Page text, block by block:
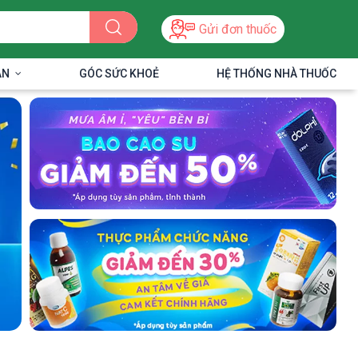
Gửi đơn thuốc
GÓC SỨC KHOẺ HỆ THỐNG NHÀ THUỐC